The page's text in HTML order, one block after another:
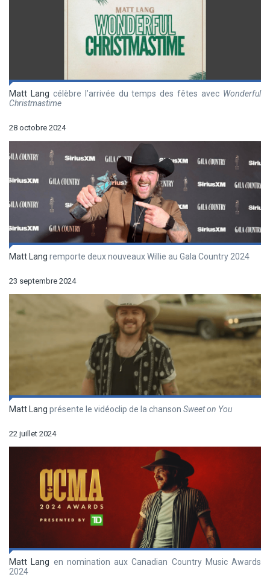
Matt Lang célèbre l’arrivée du temps des fêtes avec Wonderful
Christmastime
28 octobre 2024
Matt Lang remporte deux nouveaux Willie au Gala Country 2024
23 septembre 2024
Matt Lang présente le vidéoclip de la chanson Sweet on You
22 juillet 2024
Matt Lang en nomination aux Canadian Country Music Awards
2024